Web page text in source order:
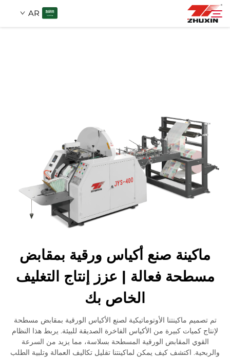
AR
شركة
أخبار
اتصل
ماكينة صنع أكياس ورقية بمقابض
مسطحة فعالة | عزز إنتاج التغليف
الخاص بك
تم تصميم ماكينتنا الأوتوماتيكية لصنع الأكياس الورقية بمقابض مسطحة
لإنتاج كميات كبيرة من الأكياس الفاخرة الصديقة للبيئة. يربط هذا النظام
القوي المقابض الورقية المسطحة بسلاسة، مما يزيد من السرعة
والربحية. اكتشف كيف يمكن لماكينتنا تقليل تكاليف العمالة وتلبية الطلب